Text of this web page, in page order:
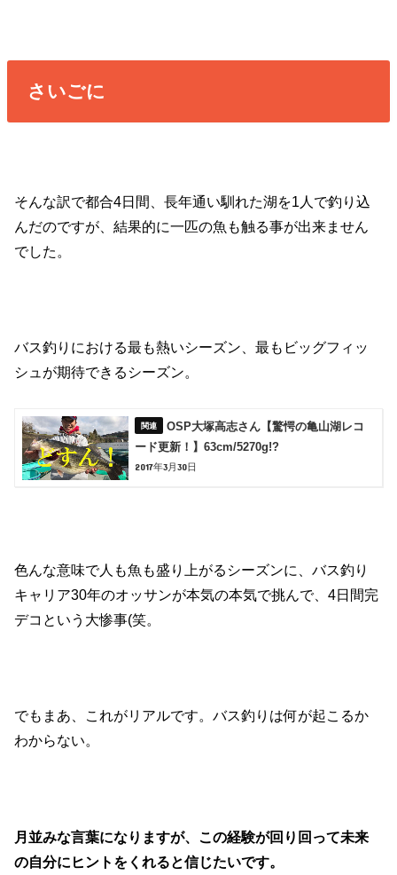
さいごに
そんな訳で都合4日間、長年通い馴れた湖を1人で釣り込
んだのですが、結果的に一匹の魚も触る事が出来ません
でした。
バス釣りにおける最も熱いシーズン、最もビッグフィッ
シュが期待できるシーズン。
OSP大塚高志さん【驚愕の亀山湖レコ
ード更新！】63cm/5270g!?
2017年3月30日
色んな意味で人も魚も盛り上がるシーズンに、バス釣り
キャリア30年のオッサンが本気の本気で挑んで、4日間完
デコという大惨事(笑。
でもまあ、これがリアルです。バス釣りは何が起こるか
わからない。
月並みな言葉になりますが、この経験が回り回って未来
の自分にヒントをくれると信じたいです。